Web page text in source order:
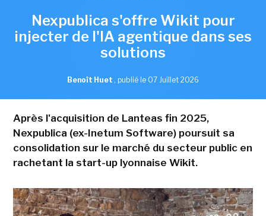
Nexpublica s'offre Wikit pour
injecter de l'IA agentique dans ses
solutions
Benoît Huet , publié le 07 Juillet 2026
Après l'acquisition de Lanteas fin 2025,
Nexpublica (ex-Inetum Software) poursuit sa
consolidation sur le marché du secteur public en
rachetant la start-up lyonnaise Wikit.